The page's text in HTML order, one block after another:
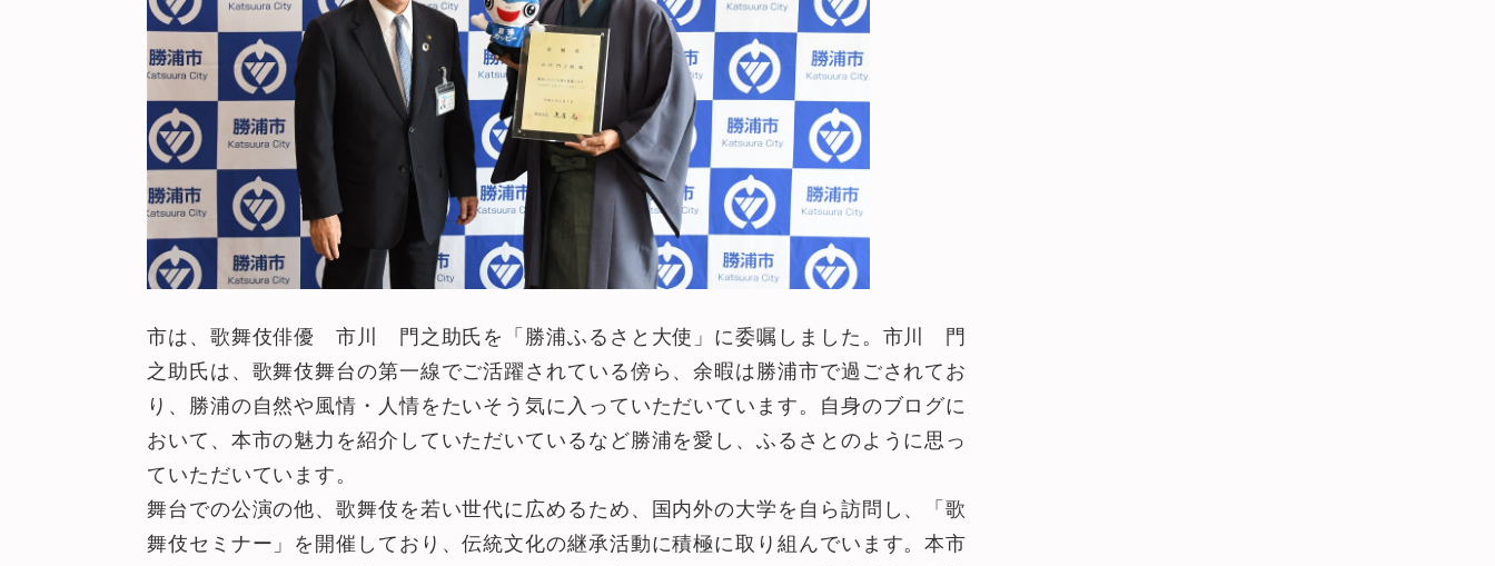
市は、歌舞伎俳優 市川 門之助氏を「勝浦ふるさと大使」に委嘱しました。市川 門
之助氏は、歌舞伎舞台の第一線でご活躍されている傍ら、余暇は勝浦市で過ごされてお
り、勝浦の自然や風情・人情をたいそう気に入っていただいています。自身のブログに
おいて、本市の魅力を紹介していただいているなど勝浦を愛し、ふるさとのように思っ
ていただいています。
舞台での公演の他、歌舞伎を若い世代に広めるため、国内外の大学を自ら訪問し、「歌
舞伎セミナー」を開催しており、伝統文化の継承活動に積極に取り組んでいます。本市